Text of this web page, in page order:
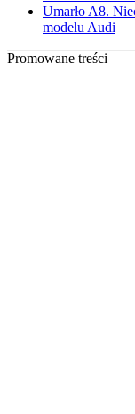
Umarło A8.
modelu Audi
Promowane treści